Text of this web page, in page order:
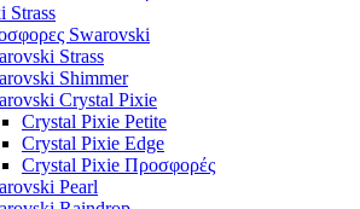
Strass
Swarovski
Strass
Shimmer
Crystal Pixie
Crystal Pixie Petite
Crystal Pixie Edge
Crystal Pixie Προσφορές
Pearl